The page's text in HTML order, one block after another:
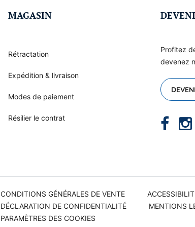
MAGASIN
Rétractation
Expédition & livraison
Modes de paiement
Résilier le contrat
Profitez
devenez
CONDITIONS GÉNÉRALES DE VENTE
DÉCLARATION DE CONFIDENTIALITÉ
MENTIONS
PARAMÈTRES DES COOKIES